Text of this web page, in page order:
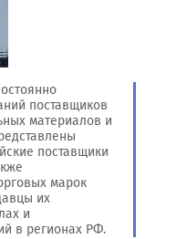
поставщиков
материалов и
поставщики
марок
их
и
в регионах РФ.